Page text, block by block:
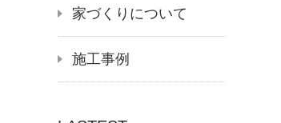
家づくりについて
施工事例